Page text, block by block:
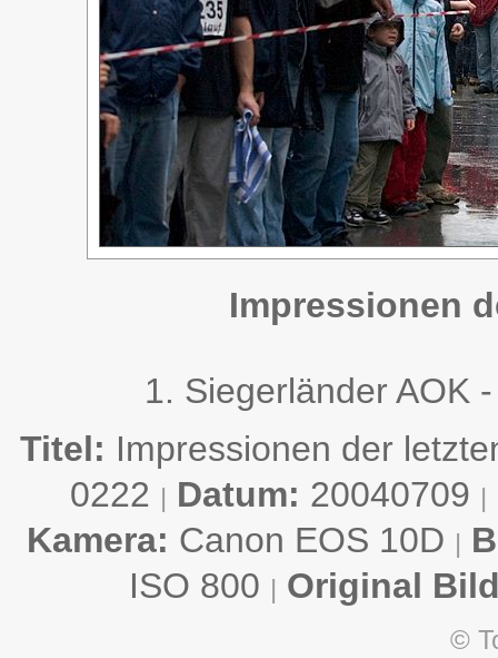
Impressionen
1. Siegerländer AOK
Titel: Impressionen der
0222 | Datum: 20040709 |
Kamera: Canon EOS 10D |
ISO 800 | Original
©